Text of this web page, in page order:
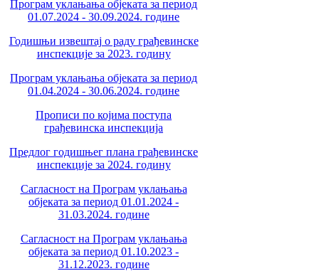
Програм уклањања објеката за период
01.07.2024 - 30.09.2024. године
Годишњи извештај о раду грађевинске
инспекције за 2023. годину
Програм уклањања објеката за период
01.04.2024 - 30.06.2024. године
Прописи по којима поступа
грађевинска инспекција
Предлог годишњег плана грађевинске
инспекције за 2024. годину
Сагласност на Програм уклањања
објеката за период 01.01.2024 -
31.03.2024. године
Сагласност на Програм уклањања
објеката за период 01.10.2023 -
31.12.2023. године